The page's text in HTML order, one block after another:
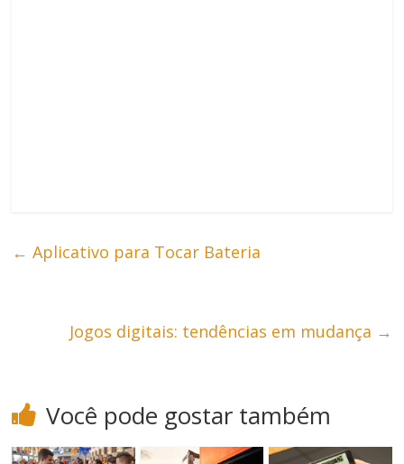
← Aplicativo para Tocar Bateria
Jogos digitais: tendências em mudança →
Você pode gostar também